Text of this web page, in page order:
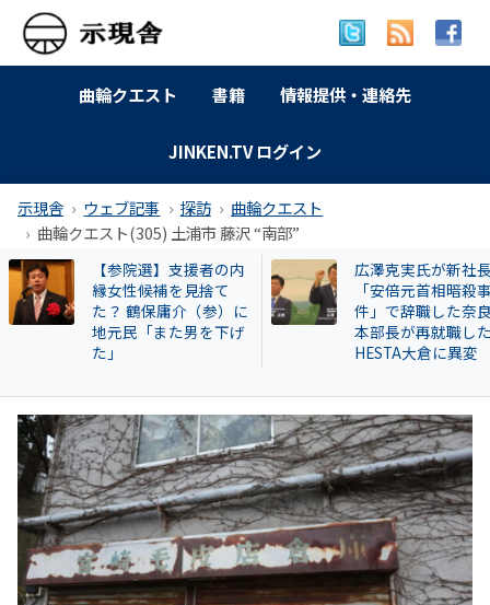
曲輪クエスト 書籍 情報提供・連絡先
JINKEN.TV ログイン
示現舎 ウェブ記事 探訪
曲輪クエスト
曲輪クエスト(305) 土浦市 藤沢 “南部”
広澤克実氏が新社長？
「安倍元首相暗殺事
件」で辞職した奈良県
本部長が再就職した
HESTA大倉に異変
【交野市⑰】報復
本市長に揶揄われ
学生一家の個人情
交野市職員が寝屋
に持ち込んだ！